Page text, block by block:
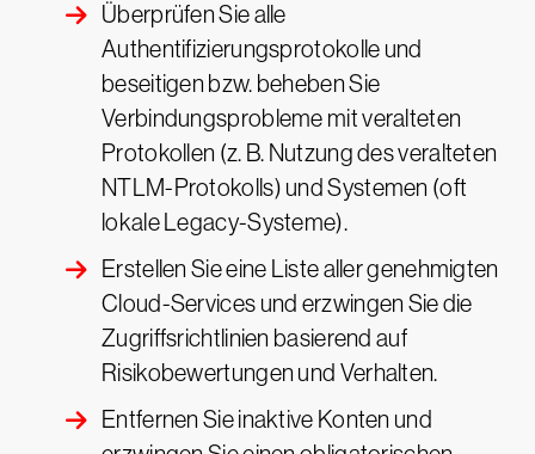
Überprüfen Sie alle
Authentifizierungsprotokolle und
beseitigen bzw. beheben Sie
Verbindungsprobleme mit veralteten
Protokollen (z. B. Nutzung des veralteten
NTLM-Protokolls) und Systemen (oft
lokale Legacy-Systeme).
Erstellen Sie eine Liste aller genehmigten
Cloud-Services und erzwingen Sie die
Zugriffsrichtlinien basierend auf
Risikobewertungen und Verhalten.
Entfernen Sie inaktive Konten und